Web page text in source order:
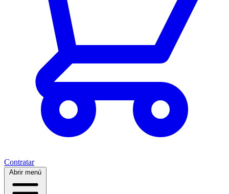
Contratar
Abrir menú